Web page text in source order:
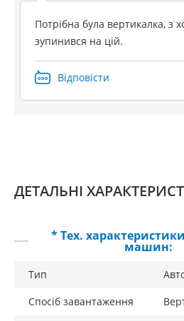
Потрібна була вертикалка, з
зупинився на цій.
Відповісти
ДЕТАЛЬНІ
* Тех.
машин:
Тип
Спосіб завантаження